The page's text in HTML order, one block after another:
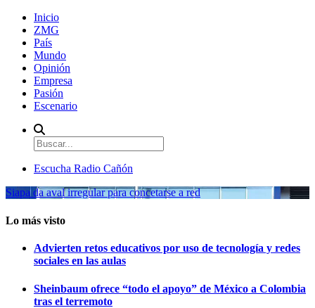
Inicio
ZMG
País
Mundo
Opinión
Empresa
Pasión
Escenario
Escucha Radio Cañón
Siapa da aval irregular para concetarse a red
Lo más visto
Advierten retos educativos por uso de tecnología y redes
sociales en las aulas
Sheinbaum ofrece “todo el apoyo” de México a Colombia
tras el terremoto